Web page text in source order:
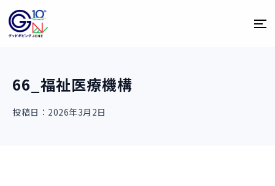
66_福祉医療機構
投稿日：2026年3月2日